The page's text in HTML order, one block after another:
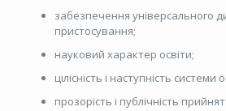
забезпечення універсального
пристосування;
науковий характер освіти;
цілісність і наступність системи
прозорість і публічність